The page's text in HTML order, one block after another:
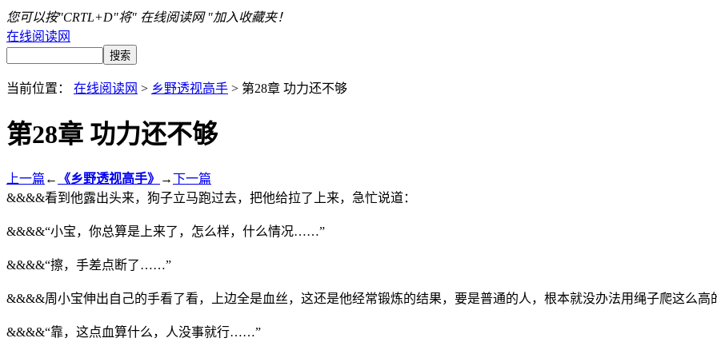
您可以按"CRTL+D"将" 在线阅读网 "加入收藏夹！
在线阅读网
当前位置： 在线阅读网 > 乡野透视高手 > 第28章 功力还不够
第28章 功力还不够
上一篇 ← 《乡野透视高手》 →下一篇
&&&&看到他露出头来，狗子立马跑过去，把他给拉了上来，急忙说道：
&&&&“小宝，你总算是上来了，怎么样，什么情况……”
&&&&“擦，手差点断了……”
&&&&周小宝伸出自己的手看了看，上边全是血丝，这还是他经常锻炼的结果，要是普通的人，根本就没办法用绳子爬这么高
&&&&“靠，这点血算什么，人没事就行……”